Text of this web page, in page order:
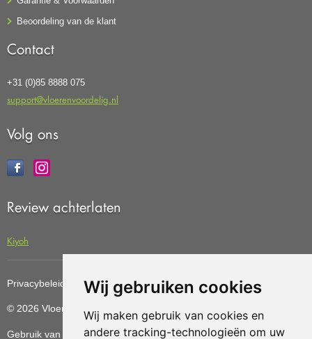
Wij gebruiken cookies
Wij maken gebruik van cookies en
andere tracking-technologieën om uw
Beoordeling van de klant
Contact
+31 (0)85 8888 075
support@vloerenvoordelig.nl
Volg ons
Review achterlaten
Kiyoh
Privacybeleid Cookiebeleid Update cookies preferences
© 2026 Vloerenvoordelig
Gebruik van deze site betekent dat u dealgemene voorwaarden